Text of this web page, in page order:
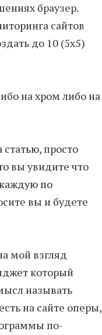
браузер.
сайтов
до 10 (5х5)
на хром либо на
статью, просто
вы увидите что
по
вы и будете
мой взгляд
который
называть
на сайте оперы,
по-